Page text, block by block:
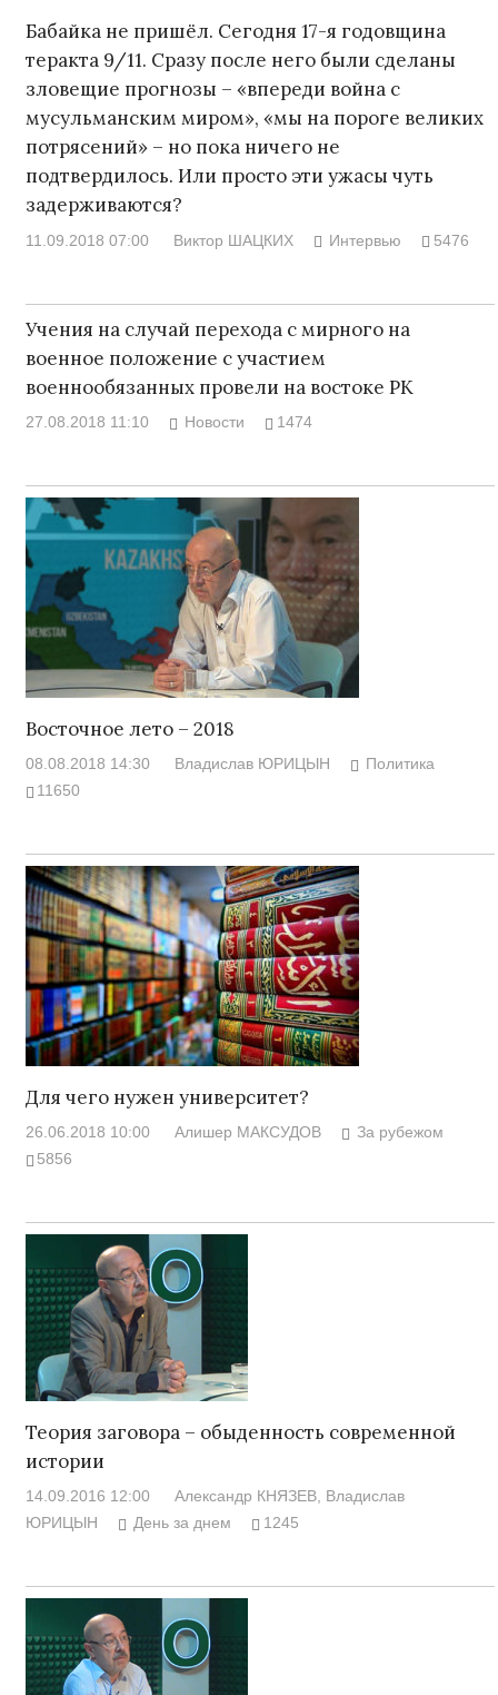
Бабайка не пришёл. Сегодня 17-я годовщина
теракта 9/11. Сразу после него были сделаны
зловещие прогнозы – «впереди война с
мусульманским миром», «мы на пороге великих
потрясений» – но пока ничего не
подтвердилось. Или просто эти ужасы чуть
задерживаются?
11.09.2018 07:00 Виктор ШАЦКИХ Интервью 5476
Учения на случай перехода с мирного на
военное положение с участием
военнообязанных провели на востоке РК
27.08.2018 11:10 Новости 1474
Восточное лето – 2018
08.08.2018 14:30 Владислав ЮРИЦЫН
Политика
11650
Для чего нужен университет?
26.06.2018 10:00 Алишер МАКСУДОВ
За рубежом
5856
Теория заговора – обыденность современной
истории
14.09.2016 12:00 Александр КНЯЗЕВ, Владислав
ЮРИЦЫН
День за днем 1245